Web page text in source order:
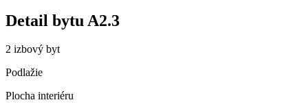
Detail bytu A2.3
2 izbový byt
Podlažie
Plocha interiéru